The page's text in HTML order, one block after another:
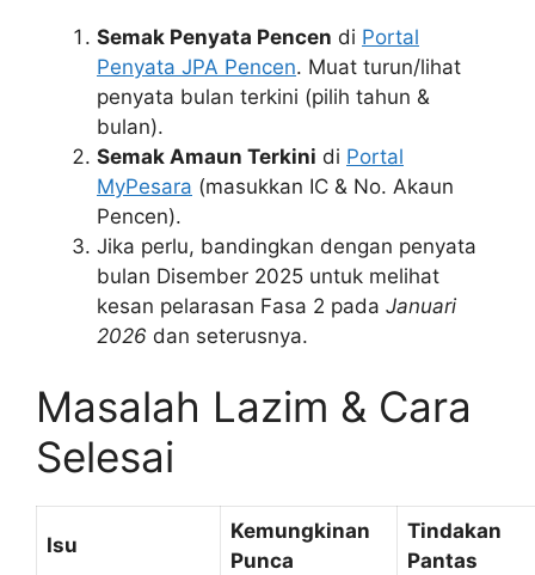
Semak Penyata Pencen di Portal
Penyata JPA Pencen. Muat turun/lihat
penyata bulan terkini (pilih tahun &
bulan).
Semak Amaun Terkini di Portal
MyPesara (masukkan IC & No. Akaun
Pencen).
Jika perlu, bandingkan dengan penyata
bulan Disember 2025 untuk melihat
kesan pelarasan Fasa 2 pada Januari
2026 dan seterusnya.
Masalah Lazim & Cara
Selesai
Isu
Kemungkinan
Punca
Tindakan
Pantas